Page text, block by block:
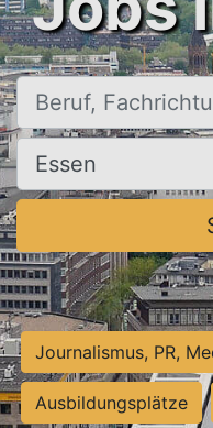
Beruf, Fachrichtung,
Ort, Stadt
Journalismus, PR,
Ausbildungsplätze